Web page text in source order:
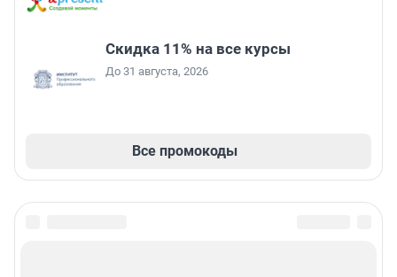
Скидка 11% на все курсы
До 31 августа, 2026
Все промокоды